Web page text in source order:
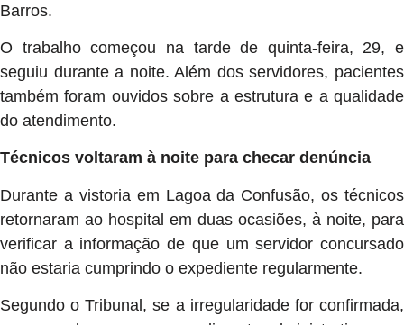
Barros.
O trabalho começou na tarde de quinta-feira, 29, e
seguiu durante a noite. Além dos servidores, pacientes
também foram ouvidos sobre a estrutura e a qualidade
do atendimento.
Técnicos voltaram à noite para checar denúncia
Durante a vistoria em Lagoa da Confusão, os técnicos
retornaram ao hospital em duas ocasiões, à noite, para
verificar a informação de que um servidor concursado
não estaria cumprindo o expediente regularmente.
Segundo o Tribunal, se a irregularidade for confirmada,